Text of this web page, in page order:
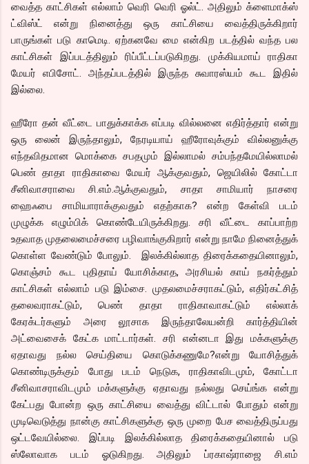
வைத்த காட்சிகள் எல்லாம் வெரி வெரி ஓல்ட். அதிலும் க்ளைமாக்ஸ்
ட்விஸ்ட் என்று நினைத்து ஒரு காட்சியை வைத்திருக்கிறார்
பாருங்கள் படு காமெடி. ஏற்கனவே மை என்கிற படத்தில் வந்த பல
காட்சிகள் இப்படத்திலும் ரிப்பீட்டப்படுகிறது. முக்கியமாய் ராதிகா
மேயர் எபிசோட். அந்தப்படத்தில் இருந்த சுவாரஸ்யம் கூட இதில்
இல்லை.
ஹீரோ தன் வீட்டை பாதுக்காக்க எப்படி வில்லனை எதிர்த்தார் என்று
ஒரு லைன் இருந்தாலும், நேரடியாய் ஹீரோவுக்கும் வில்லனுக்கு
எந்தவிதமான மொக்கை சபதமும் இல்லாமல் சம்பந்தமேயில்லாமல்
பெண் தாதா ராதிகாவை மேயர் ஆக்குவதும், ஜெயிலில் கோட்டா
சீனிவாசராவை சி.எம்.ஆக்குவதும், சாதா சாமியார் நாசரை
ஹைஃபை சாமியாராக்குவதும் எதற்காக? என்ற கேள்வி படம்
முழுக்க எழும்பிக் கொண்டேயிருக்கிறது. சரி வீட்டை காப்பாற்ற
உதவாத முதலைமைச்சரை பழிவாங்குகிறார் என்று நாமே நினைத்துக்
கொள்ள வேண்டும் போலும். இலக்கில்லாத திரைக்கதையினாலும்,
கொஞ்சம் கூட புதிதாய் யோசிக்காத, அரசியல் காய் நகர்த்தும்
காட்சிகள் எல்லாம் படு இம்சை. முதலமைச்சராகட்டும், எதிர்கட்சித்
தலைவராகட்டும், பெண் தாதா ராதிகாவாகட்டும் எல்லாக்
கேரக்டர்களும் அரை லூசாக இருந்தாலேயன்றி கார்த்தியின்
அட்வைசைக் கேட்க மாட்டார்கள். சரி என்னடா இது மக்களுக்கு
ஏதாவது நல்ல செய்தியை கொடுக்கணுமே?என்று யோசித்துக்
கொண்டிருக்கும் போது படம் நெடுக, ராதிகாவிடமும், கோட்டா
சீனிவாசராவிடமும் மக்களுக்கு ஏதாவது நல்லது செய்ங்க என்று
கேட்பது போன்ற ஒரு காட்சியை வைத்து விட்டால் போதும் என்று
முடிவெடுத்து நான்கு காட்சிகளுக்கு ஒரு முறை பேச வைத்திருப்பது
ஒட்டவேயில்லை. இப்படி இலக்கில்லாத திரைக்கதையினால் படு
ஸ்லோவாக படம் ஓடுகிறது. அதிலும் ப்ரகாஷ்ராஜை சி.எம்